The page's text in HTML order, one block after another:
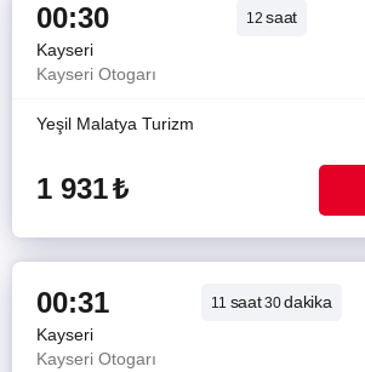
00:30 12saat
Kayseri
Kayseri Otogarı
Yeşil Malatya Turizm
1 931₺
00:31 11 saat30dakika
Kayseri
Kayseri Otogarı